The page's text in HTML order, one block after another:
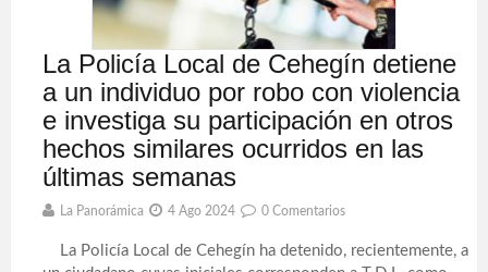
La Policía Local de Cehegín detiene
a un individuo por robo con violencia
e investiga su participación en otros
hechos similares ocurridos en las
últimas semanas
La Panorámica 4 Ago 2024 0 Comentarios
La Policía Local de Cehegín ha detenido, recientemente, a